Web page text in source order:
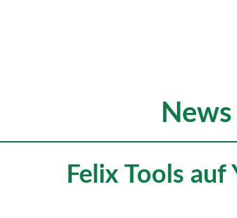
News
Felix Tools auf